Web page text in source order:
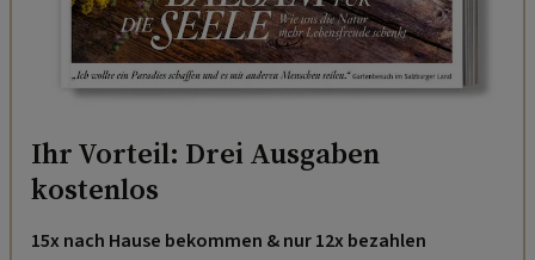
Ihr Vorteil: Drei Ausgaben
kostenlos
15x nach Hause bekommen & nur 12x bezahlen